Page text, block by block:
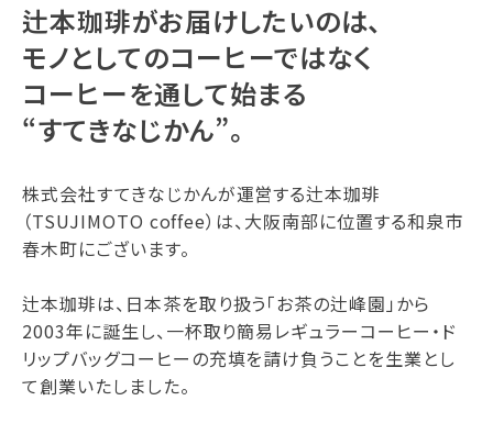
辻本珈琲がお届けしたいのは、
モノとしてのコーヒーではなく
コーヒーを通して始まる
“すてきなじかん”。
株式会社すてきなじかんが運営する辻本珈琲
（TSUJIMOTO coffee）は、大阪南部に位置する和泉市
春木町にございます。
辻本珈琲は、日本茶を取り扱う「お茶の辻峰園」から
2003年に誕生し、一杯取り簡易レギュラーコーヒー・ド
リップバッグコーヒーの充填を請け負うことを生業とし
て創業いたしました。